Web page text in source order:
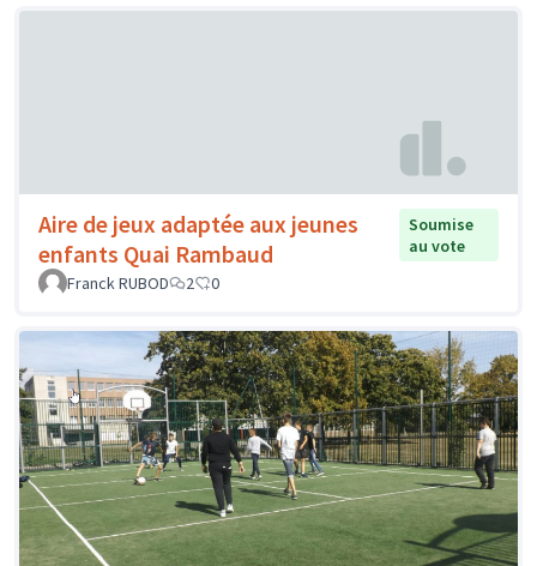
Aire de jeux adaptée aux jeunes
enfants Quai Rambaud
Soumise
au vote
Franck RUBOD
2 0